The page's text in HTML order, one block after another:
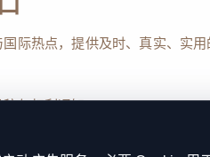
际热点，提供及时、真实、实
与权利通知